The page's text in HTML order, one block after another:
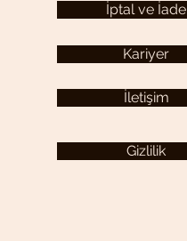
İptal ve İade
İletişim
Gizlilik
Kariyer